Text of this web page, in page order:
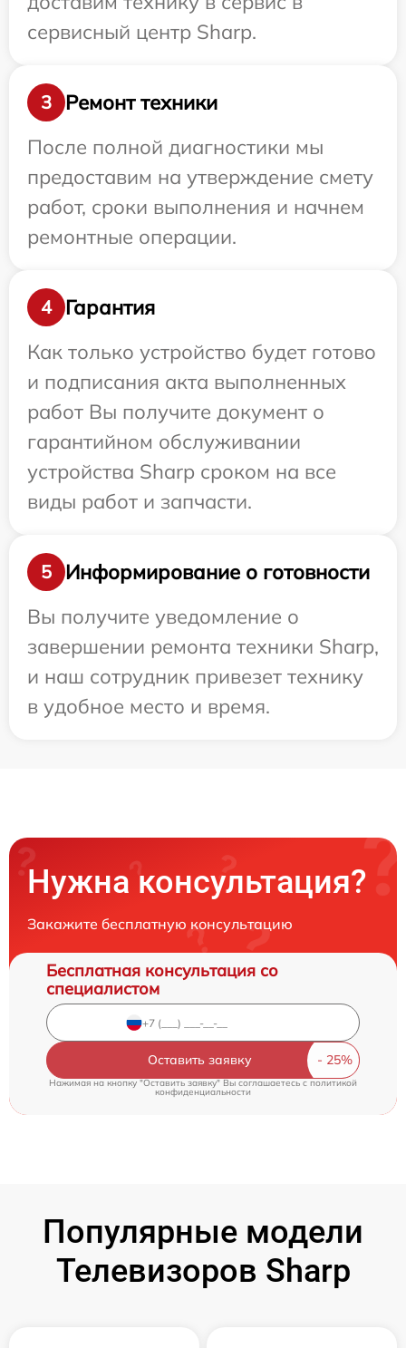
сервисный центр Sharp.
3
Ремонт техники
После полной диагностики мы
предоставим на утверждение смету
работ, сроки выполнения и начнем
ремонтные операции.
4
Гарантия
Как только устройство будет готово
и подписания акта выполненных
работ Вы получите документ о
гарантийном обслуживании
устройства Sharp сроком на все
виды работ и запчасти.
5
Информирование о готовности
Вы получите уведомление о
завершении ремонта техники Sharp,
и наш сотрудник привезет технику
в удобное место и время.
Нужна консультация?
Закажите бесплатную консультацию
Бесплатная консультация со
специалистом
Оставить заявку
Нажимая на кнопку "Оставить заявку" Вы соглашаетесь c политикой
конфиденциальности
Популярные модели
Телевизоров Sharp